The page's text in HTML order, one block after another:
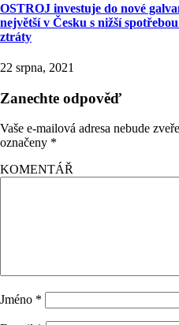
OSTROJ investuje do nové
největší v Česku s nižší
ztráty
22 srpna, 2021
Zanechte odpověď
Vaše e-mailová adresa nebude
označeny *
KOMENTÁŘ
Jméno *